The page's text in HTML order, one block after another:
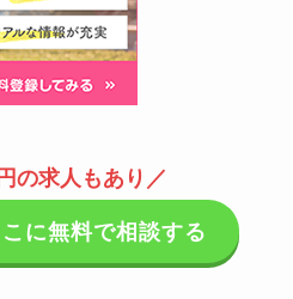
の求人もあり／
に無料で相談する